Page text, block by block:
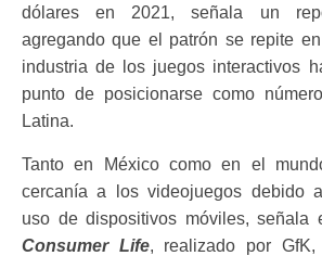
dólares en 2021, señala un
agregando que el patrón se repite
industria de los juegos interactivos
punto de posicionarse como
Latina.
Tanto en México como en el
cercanía a los videojuegos debido
uso de dispositivos móviles, señala
Consumer Life, realizado por GfK,